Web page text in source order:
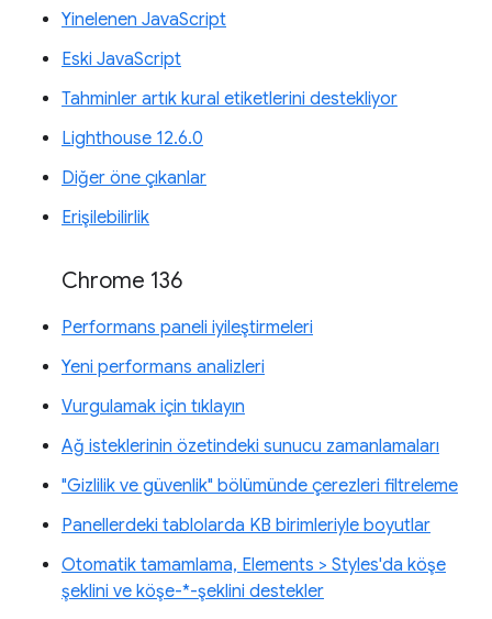
Yinelenen JavaScript
Eski JavaScript
Tahminler artık kural etiketlerini destekliyor
Lighthouse 12.6.0
Diğer öne çıkanlar
Erişilebilirlik
Chrome 136
Performans paneli iyileştirmeleri
Yeni performans analizleri
Vurgulamak için tıklayın
Ağ isteklerinin özetindeki sunucu zamanlamaları
"Gizlilik ve güvenlik" bölümünde çerezleri filtreleme
Panellerdeki tablolarda KB birimleriyle boyutlar
Otomatik tamamlama, Elements > Styles'da köşe
şeklini ve köşe-*-şeklini destekler